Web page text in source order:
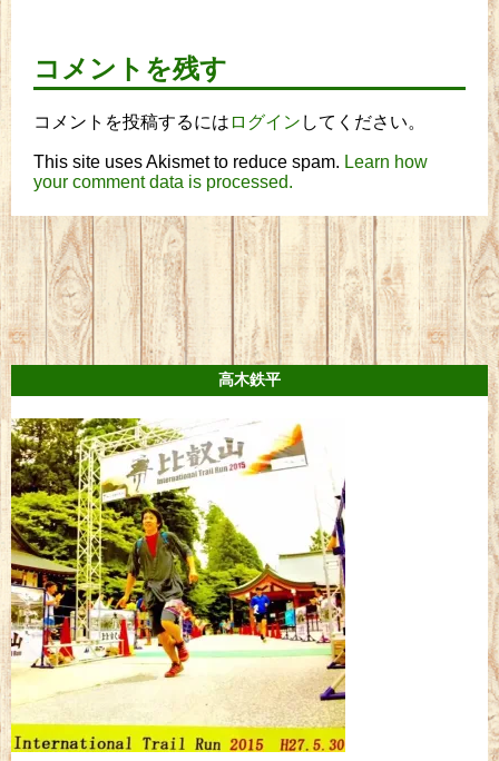
コメントを残す
コメントを投稿するには ログイン してください。
This site uses Akismet to reduce spam. Learn how
your comment data is processed.
高木鉄平